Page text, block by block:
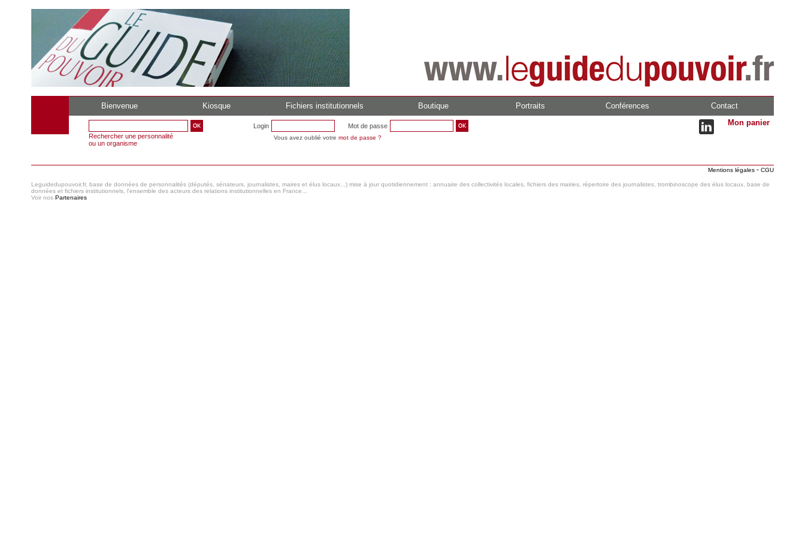
Bienvenue Kiosque Fichiers institutionnels Boutique Portraits Conférences Contact
Rechercher une personnalité
ou un organisme
Login Mot de passe
Vous avez oublié votre mot de passe ?
Mon panier
Mentions légales - CGU
Leguidedupouvoir.fr, base de données de personnalités (députés, sénateurs, journalistes, maires et élus locaux...) mise à jour quotidiennement : annuaire des collectivités locales, fichiers des mairies, répertoire des journalistes, trombinoscope des élus locaux, base de
données et fichiers institutionnels, l'ensemble des acteurs des relations institutionnelles en France...
Voir nos Partenaires